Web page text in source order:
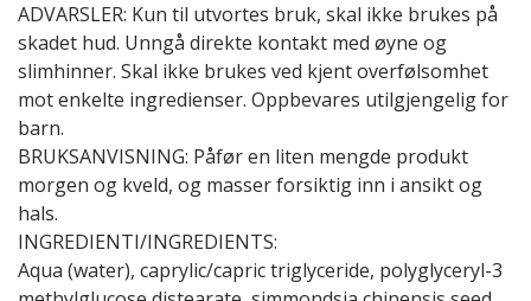
ADVARSLER: Kun til utvortes bruk, skal ikke brukes på
skadet hud. Unngå direkte kontakt med øyne og
slimhinner. Skal ikke brukes ved kjent overfølsomhet
mot enkelte ingredienser. Oppbevares utilgjengelig for
barn.
BRUKSANVISNING: Påfør en liten mengde produkt
morgen og kveld, og masser forsiktig inn i ansikt og
hals.
INGREDIENTI/INGREDIENTS:
Aqua (water), caprylic/capric triglyceride, polyglyceryl-3